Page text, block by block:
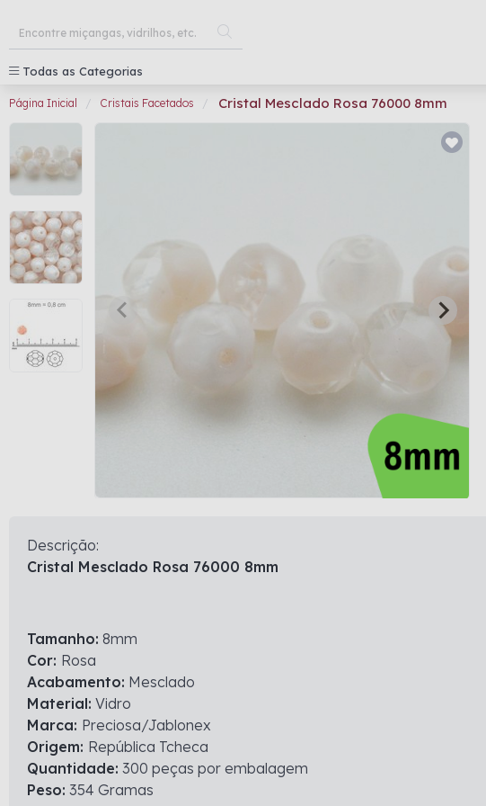
Todas as Categorias
Página Inicial Cristais Facetados Cristal Mesclado Rosa 76000 8mm
Descrição:
Cristal Mesclado Rosa 76000 8mm
Tamanho: 8mm
Cor: Rosa
Acabamento: Mesclado
Material: Vidro
Marca: Preciosa/Jablonex
Origem: República Tcheca
Quantidade: 300 peças por embalagem
Peso: 354 Gramas